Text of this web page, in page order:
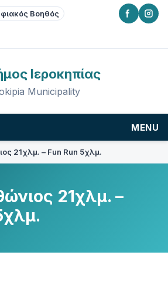
Βοηθός
Ιεροκηπίας
Municipality
MENU
21χλμ. – Fun Run 5χλμ.
21χλμ. –